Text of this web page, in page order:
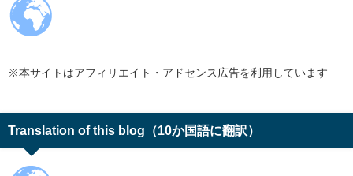
※本サイトはアフィリエイト・アドセンス広告を利用しています
Translation of this blog（10か国語に翻訳）